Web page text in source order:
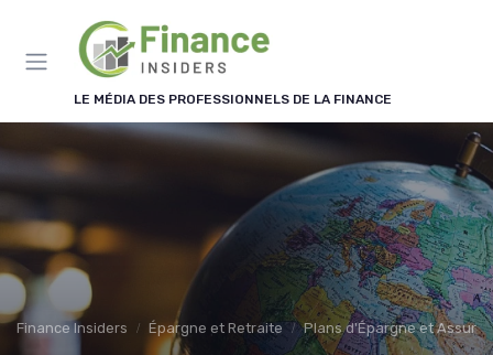
LE MÉDIA DES PROFESSIONNELS DE LA FINANCE
Finance Insiders Épargne et Retraite Plans d'Épargne et